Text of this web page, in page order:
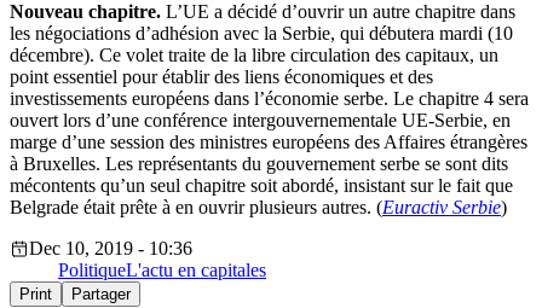
Nouveau chapitre. L’UE a décidé d’ouvrir un autre chapitre dans
les négociations d’adhésion avec la Serbie, qui débutera mardi (10
décembre). Ce volet traite de la libre circulation des capitaux, un
point essentiel pour établir des liens économiques et des
investissements européens dans l’économie serbe. Le chapitre 4 sera
ouvert lors d’une conférence intergouvernementale UE-Serbie, en
marge d’une session des ministres européens des Affaires étrangères
à Bruxelles. Les représentants du gouvernement serbe se sont dits
mécontents qu’un seul chapitre soit abordé, insistant sur le fait que
Belgrade était prête à en ouvrir plusieurs autres. (Euractiv Serbie)
Dec 10, 2019 - 10:36
PolitiqueL'actu en capitales
Print Partager